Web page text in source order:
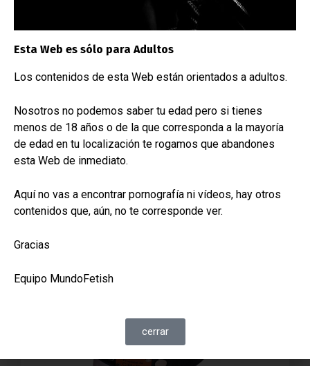
Nuestros últimos trabajos
Esto es lo que hacemos
Aquí vamos recogiendo algunos de nuestros
trabajos. No están todos porque una parte son
tan personales que no se pueden mostrar pero
mostrando.
Esta Web es sólo para Adultos
Los contenidos de esta Web están orientados a adultos.
Nosotros no podemos saber tu edad pero si tienes
menos de 18 años o de la que corresponda a la mayoría
de edad en tu localización te rogamos que abandones
esta Web de inmediato.
Aquí no vas a encontrar pornografía ni vídeos, hay otros
contenidos que, aún, no te corresponde ver.
Gracias
Equipo MundoFetish
cerrar